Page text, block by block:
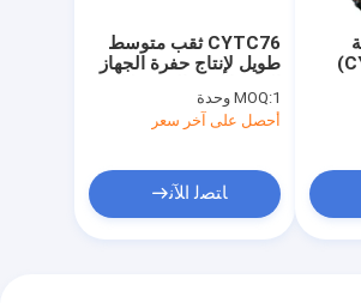
CYTC76 ثقب متوسط
طويل لإنتاج حفرة الجهاز
MOQ:1 وحدة
أحصل على آخر سعر
ﺎﺘﺼﻟ ﺍﻶﻧ